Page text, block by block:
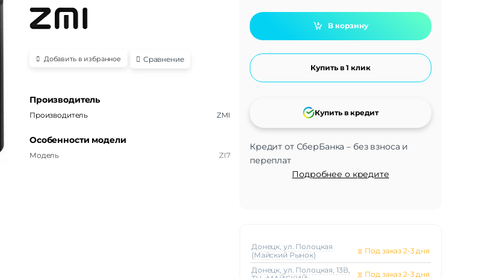
Добавить в избранное Сравнение
Производитель
Производитель ZMI
Особенности модели
Модель ZI7
В корзину
Купить в 1 клик
Кредит от СберБанка – без взноса и
переплат
Подробнее о кредите
Купить в кредит
Донецк, ул. Полоцкая
(Майский Рынок)
⧖ Под заказ 2-3 дня
Донецк, ул. Полоцкая, 13В,
⧖ Под заказ 2-3 дня